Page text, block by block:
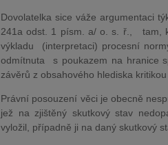
Dovolatelka sice váže argumentaci
241a odst. 1 písm. a/ o. s. ř., tam,
výkladu (interpretaci) procesní
odmítnuta s poukazem na hranice
závěrů z obsahového hlediska
Právní posouzení věci je obecně
jež na zjištěný skutkový stav
vyložil, případně ji na daný skutkový